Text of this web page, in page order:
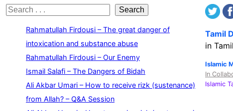
S
Search
Rahmatullah Firdousi – The great danger of
intoxication and substance abuse
Rahmatullah Firdousi – Our Enemy
Ismail Salafi – The Dangers of Bidah
Ali Akbar Umari – How to receive rizk (sustenance)
from Allah? – Q&A Session
Tamil
in Tamil
Islamic
In
Islamic